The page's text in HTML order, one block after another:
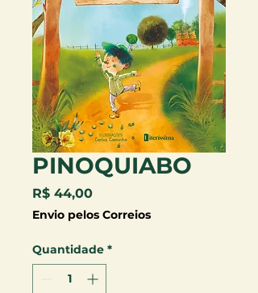
PINOQUIABO
R$ 44,00Preço
Envio pelos Correios
Quantidade *